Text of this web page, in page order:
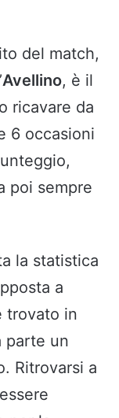
del match,
Avellino, è il
ricavare da
6 occasioni
poi sempre
la statistica
a
trovato in
parte un
Ritrovarsi a